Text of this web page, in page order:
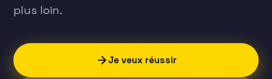
plus loin.
Je veux réussir